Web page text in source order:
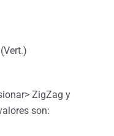
ZigZag y
son: